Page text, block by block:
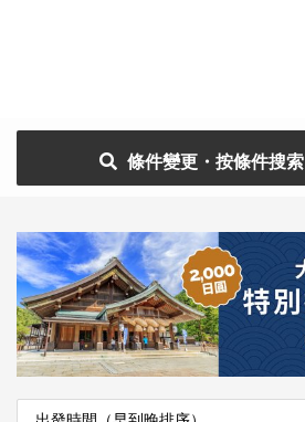
條件變更・按條件搜索